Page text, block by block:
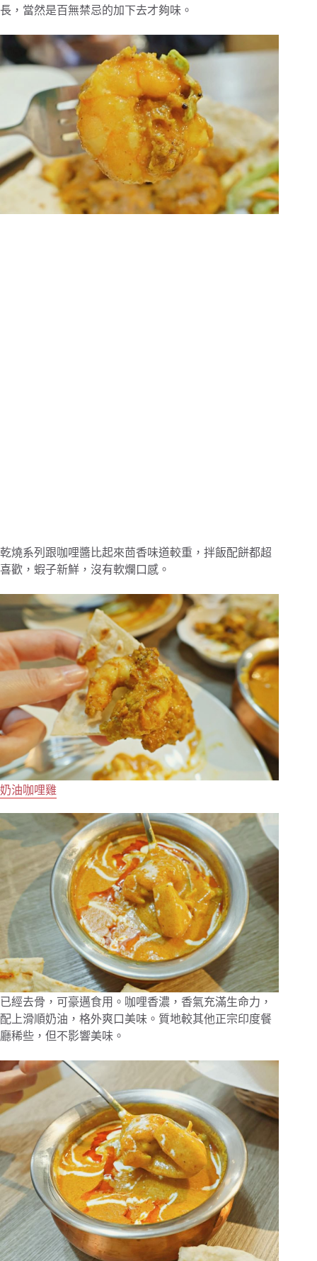
長，當然是百無禁忌的加下去才夠味。
乾燒系列跟咖哩醬比起來茴香味道較重，拌飯配餅都超
喜歡，蝦子新鮮，沒有軟爛口感。
奶油咖哩雞
已經去骨，可豪邁食用。咖哩香濃，香氣充滿生命力，
配上滑順奶油，格外爽口美味。質地較其他正宗印度餐
廳稀些，但不影響美味。